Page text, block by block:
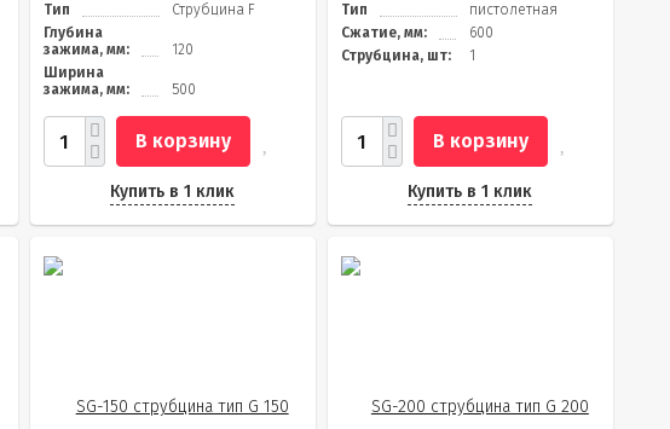
Тип
Струбцина F
Глубина
зажима, мм:
120
Ширина
зажима, мм:
500
В корзину
Купить в 1 клик
Тип
пистолетная
Сжатие, мм:
600
Струбцина, шт:
1
В корзину
Купить в 1 клик